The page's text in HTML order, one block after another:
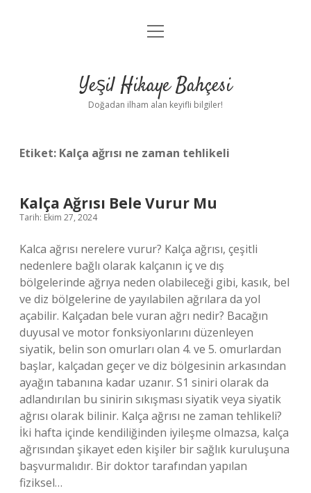
Anasayfa
Yasal Uyarı
menüyü
Yeşil Hikaye Bahçesi
Doğadan ilham alan keyifli bilgiler!
Etiket: Kalça ağrısı ne zaman tehlikeli
Kalça Ağrısı Bele Vurur Mu
Tarih: Ekim 27, 2024
Kalca ağrısı nerelere vurur? Kalça ağrısı, çeşitli
nedenlere bağlı olarak kalçanın iç ve dış
bölgelerinde ağrıya neden olabileceği gibi, kasık, bel
ve diz bölgelerine de yayılabilen ağrılara da yol
açabilir. Kalçadan bele vuran ağrı nedir? Bacağın
duyusal ve motor fonksiyonlarını düzenleyen
siyatik, belin son omurları olan 4. ve 5. omurlardan
başlar, kalçadan geçer ve diz bölgesinin arkasından
ayağın tabanına kadar uzanır. S1 siniri olarak da
adlandırılan bu sinirin sıkışması siyatik veya siyatik
ağrısı olarak bilinir. Kalça ağrısı ne zaman tehlikeli?
İki hafta içinde kendiliğinden iyileşme olmazsa, kalça
ağrısından şikayet eden kişiler bir sağlık kuruluşuna
başvurmalıdır. Bir doktor tarafından yapılan
fiziksel…